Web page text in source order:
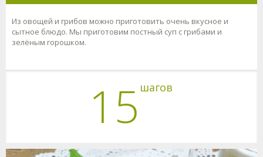
Из овощей и грибов можно приготовить очень вкусное и
сытное блюдо. Мы приготовим постный суп с грибами и
зелёным горошком.
15 шагов